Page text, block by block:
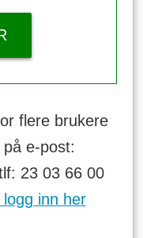
flere brukere
e-post:
23 03 66 00
inn her